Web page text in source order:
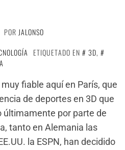
POR JALONSO
ETIQUETADO EN 3D,
fiable aquí en París, que
de deportes en 3D que
últimamente por parte de
tanto en Alemania las
la ESPN, han decidido